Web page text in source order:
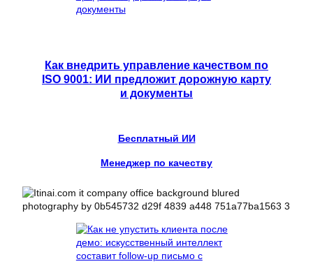
Как внедрить управление качеством по
ISO 9001: ИИ предложит дорожную карту
и документы
Бесплатный ИИ
Менеджер по качеству